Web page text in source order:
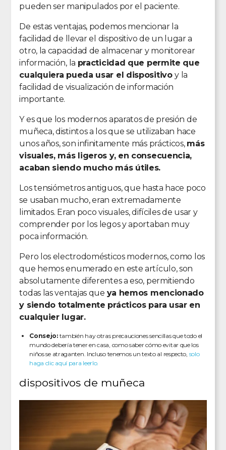
pueden ser manipulados por el paciente.
De estas ventajas, podemos mencionar la
facilidad de llevar el dispositivo de un lugar a
otro, la capacidad de almacenar y monitorear
información, la practicidad que permite que
cualquiera pueda usar el dispositivoy la
facilidad de visualización de información
importante.
Y es que los modernos aparatos de presión de
muñeca, distintos a los que se utilizaban hace
unos años, son infinitamente más prácticos, más
visuales, más ligeros y, en consecuencia,
acaban siendo mucho más útiles.
Los tensiómetros antiguos, que hasta hace poco
se usaban mucho, eran extremadamente
limitados. Eran poco visuales, difíciles de usar y
comprender por los legos y aportaban muy
poca información.
Pero los electrodomésticos modernos, como los
que hemos enumerado en este artículo, son
absolutamente diferentes a eso, permitiendo
todas las ventajas que ya hemos mencionado
y siendo totalmente prácticos para usar en
cualquier lugar.
Consejo: también hay otras precauciones sencillas que todo el
mundo debería tener en casa, como saber cómo evitar que los
niños se atraganten. Incluso tenemos un texto al respecto, solo
haga clic aquí para leerlo.
dispositivos de muñeca